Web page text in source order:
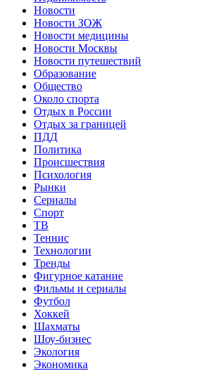
Новости
Новости ЗОЖ
Новости медицины
Новости Москвы
Новости путешествий
Образование
Общество
Около спорта
Отдых в России
Отдых за границей
ПДД
Политика
Происшествия
Психология
Рынки
Сериалы
Спорт
ТВ
Теннис
Технологии
Тренды
Фигурное катание
Фильмы и сериалы
Футбол
Хоккей
Шахматы
Шоу-бизнес
Экология
Экономика